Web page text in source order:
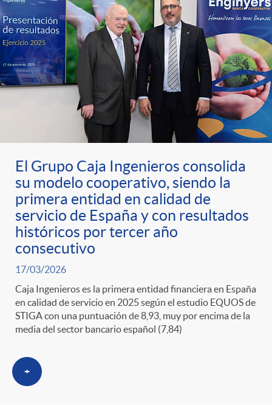
a
t
e
g
o
r
i
a
s
s
El Grupo Caja Ingenieros consolida
su modelo cooperativo, siendo la
primera entidad en calidad de
servicio de España y con resultados
históricos por tercer año
consecutivo
17/03/2026
Caja Ingenieros es la primera entidad financiera en España
en calidad de servicio en 2025 según el estudio EQUOS de
STIGA con una puntuación de 8,93, muy por encima de la
media del sector bancario español (7,84)
+